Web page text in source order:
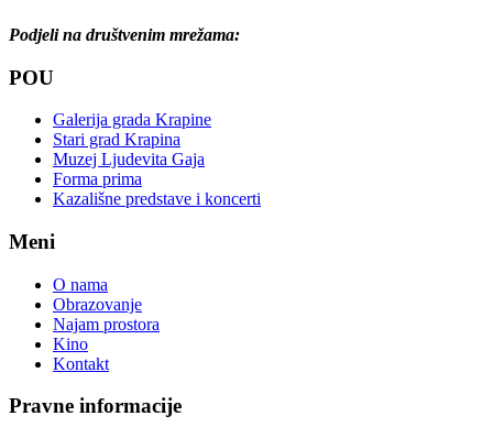
Podjeli na društvenim mrežama:
POU
Galerija grada Krapine
Stari grad Krapina
Muzej Ljudevita Gaja
Forma prima
Kazališne predstave i koncerti
Meni
O nama
Obrazovanje
Najam prostora
Kino
Kontakt
Pravne informacije